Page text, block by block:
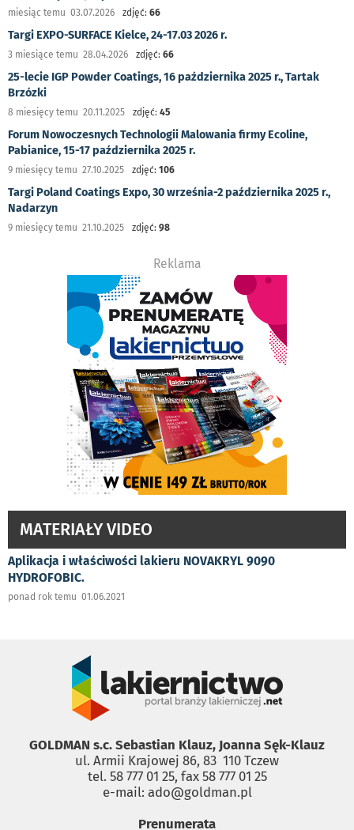
miesiąc temu 03.07.2026 zdjęć: 66
Targi EXPO-SURFACE Kielce, 24-17.03 2026 r.
3 miesiące temu 28.04.2026 zdjęć: 66
25-lecie IGP Powder Coatings, 16 października 2025 r., Tartak
Brzózki
8 miesięcy temu 20.11.2025 zdjęć: 45
Forum Nowoczesnych Technologii Malowania firmy Ecoline,
Pabianice, 15-17 października 2025 r.
9 miesięcy temu 27.10.2025 zdjęć: 106
Targi Poland Coatings Expo, 30 września-2 października 2025 r.,
Nadarzyn
9 miesięcy temu 21.10.2025 zdjęć: 98
Reklama
MATERIAŁY VIDEO
Aplikacja i właściwości lakieru NOVAKRYL 9090
HYDROFOBIC.
ponad rok temu 01.06.2021
GOLDMAN s.c. Sebastian Klauz, Joanna Sęk-Klauz
ul. Armii Krajowej 86, 83 ­ 110 Tczew
tel. 58 777 01 25, fax 58 777 01 25
e-mail: ado@goldman.pl
Prenumerata